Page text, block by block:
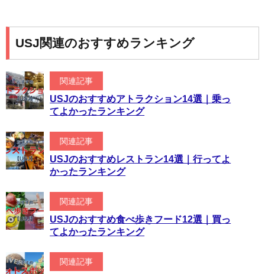
USJ関連のおすすめランキング
関連記事
USJのおすすめアトラクション14選｜乗っ
てよかったランキング
関連記事
USJのおすすめレストラン14選｜行ってよ
かったランキング
関連記事
USJのおすすめ食べ歩きフード12選｜買っ
てよかったランキング
関連記事